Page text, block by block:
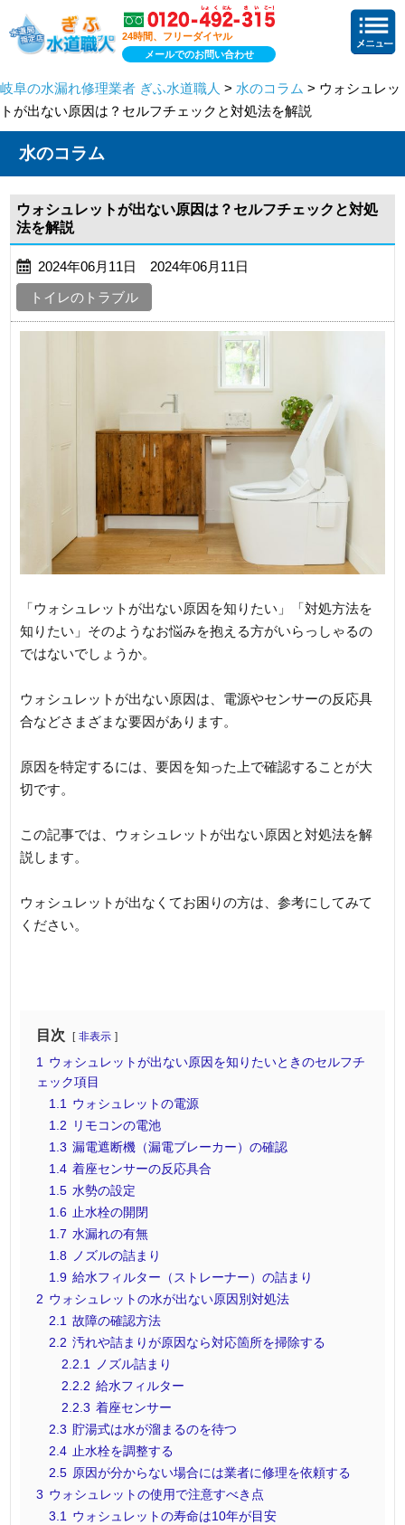
24時間、フリーダイヤル
メールでのお問い合わせ
岐阜の水漏れ修理業者 ぎふ水道職人 > 水のコラム > ウォシュレッ
トが出ない原因は？セルフチェックと対処法を解説
水のコラム
ウォシュレットが出ない原因は？セルフチェックと対処
法を解説
2024年06月11日 2024年06月11日
トイレのトラブル
「ウォシュレットが出ない原因を知りたい」「対処方法を
知りたい」そのようなお悩みを抱える方がいらっしゃるの
ではないでしょうか。
ウォシュレットが出ない原因は、電源やセンサーの反応具
合などさまざまな要因があります。
原因を特定するには、要因を知った上で確認することが大
切です。
この記事では、ウォシュレットが出ない原因と対処法を解
説します。
ウォシュレットが出なくてお困りの方は、参考にしてみて
ください。
目次 非表示
1
ウォシュレットが出ない原因を知りたいときのセルフチ
ェック項目
1.1
ウォシュレットの電源
1.2
リモコンの電池
1.3 漏電遮断機（漏電ブレーカー）の確認
1.4 着座センサーの反応具合
1.5 水勢の設定
1.6 止水栓の開閉
1.7 水漏れの有無
1.8
ノズルの詰まり
1.9 給水フィルター（ストレーナー）の詰まり
2 ウォシュレットの水が出ない原因別対処法
2.1
故障の確認方法
2.2 汚れや詰まりが原因なら対応箇所を掃除する
2.2.1
ノズル詰まり
2.2.2 給水フィルター
2.2.3 着座センサー
2.3 貯湯式は水が溜まるのを待つ
2.4 止水栓を調整する
2.5 原因が分からない場合には業者に修理を依頼する
3 ウォシュレットの使用で注意すべき点
3.1
ウォシュレットの寿命は10年が目安